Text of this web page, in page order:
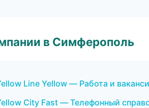
в Симферополь
Line Yellow — Работа и
City Fast — Телефонный